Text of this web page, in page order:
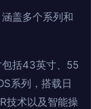
盖多个系列和
包括43英寸、55
系列，搭载日
技术以及智能操